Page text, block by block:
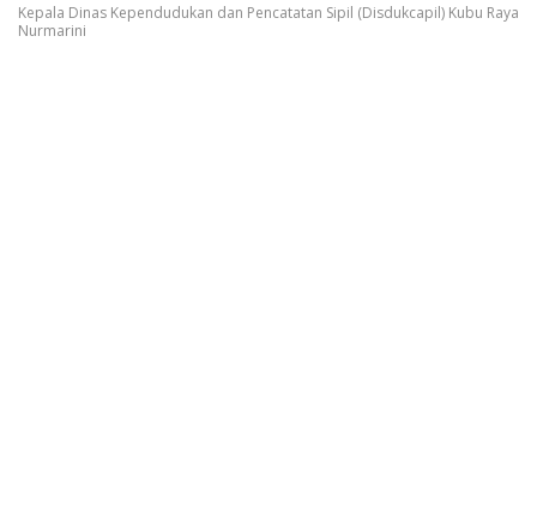
Kepala Dinas Kependudukan dan Pencatatan Sipil (Disdukcapil) Kubu Raya
Nurmarini